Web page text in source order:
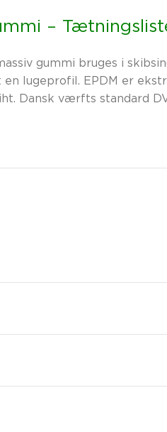
–
gummi bruges i
lugeprofil. EPDM er
Dansk værfts standard